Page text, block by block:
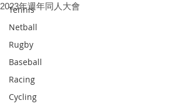
Tennis
Netball
Rugby
Baseball
Racing
Cycling
2023年週年同人大會